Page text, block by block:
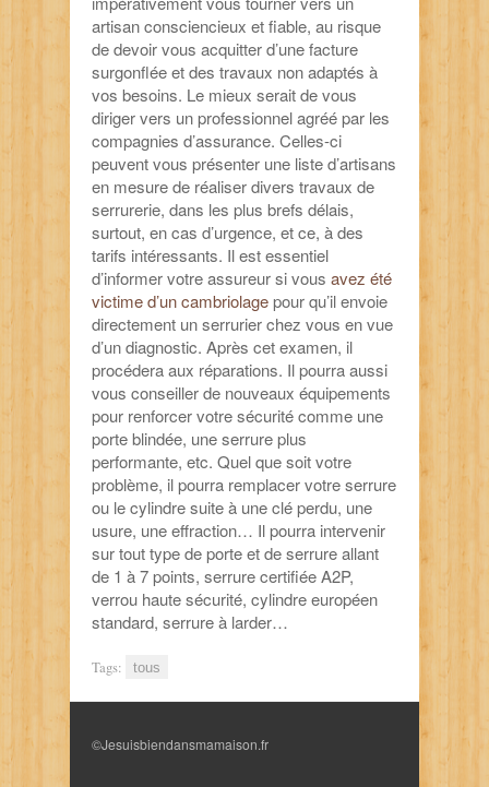
artisan consciencieux et fiable, au risque
de devoir vous acquitter d’une facture
surgonflée et des travaux non adaptés à
vos besoins. Le mieux serait de vous
diriger vers un professionnel agréé par les
compagnies d’assurance. Celles-ci
peuvent vous présenter une liste d’artisans
en mesure de réaliser divers travaux de
serrurerie, dans les plus brefs délais,
surtout, en cas d’urgence, et ce, à des
tarifs intéressants. Il est essentiel
d’informer votre assureur si vous avez été
victime d’un cambriolagepour qu’il envoie
directement un serrurier chez vous en vue
d’un diagnostic. Après cet examen, il
procédera aux réparations. Il pourra aussi
vous conseiller de nouveaux équipements
pour renforcer votre sécurité comme une
porte blindée, une serrure plus
performante, etc. Quel que soit votre
problème, il pourra remplacer votre serrure
ou le cylindre suite à une clé perdu, une
usure, une effraction… Il pourra intervenir
sur tout type de porte et de serrure allant
de 1 à 7 points, serrure certifiée A2P,
verrou haute sécurité, cylindre européen
standard, serrure à larder…
Tags: tous
©Jesuisbiendansmamaison.fr